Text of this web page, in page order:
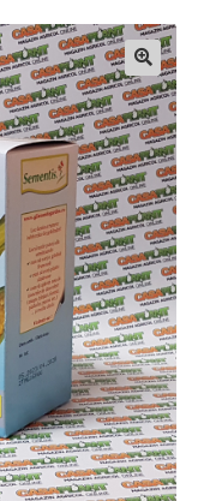
copil
Extinde
meniul
copil
Extinde
meniul
copil